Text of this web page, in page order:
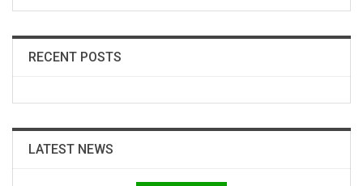
RECENT POSTS
LATEST NEWS